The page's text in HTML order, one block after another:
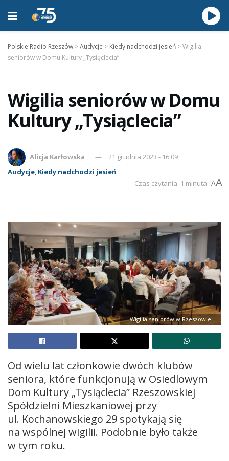
Polskie Radio Rzeszów >Audycje > Kiedy nadchodzi jesień >Wigilia
seniorów w Domu Kultury „Tysiąclecia”
Wigilia seniorów w Domu
Kultury „Tysiąclecia”
Alicja Karłowska
21 grudnia 2023 - 16:09
Audycje, Kiedy nadchodzi jesień
Czas czytania: 1 minuta AA
Wigilia seniorów w Rzeszowie
Od wielu lat członkowie dwóch klubów
seniora, które funkcjonują w Osiedlowym
Dom Kultury „Tysiąclecia” Rzeszowskiej
Spółdzielni Mieszkaniowej przy
ul. Kochanowskiego 29 spotykają się
na wspólnej wigilii. Podobnie było także
w tym roku.